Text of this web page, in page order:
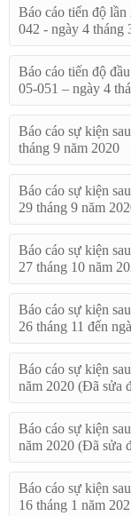
Báo cáo tiến độ
042 - ngày 4 tháng
Báo cáo tiến độ
05-051 – ngày 4
Báo cáo sự kiện
tháng 9 năm 2020
Báo cáo sự kiện
29 tháng 9 năm
Báo cáo sự kiện
27 tháng 10 năm
Báo cáo sự kiện
26 tháng 11 đến
Báo cáo sự kiện
năm 2020 (Đã sửa
Báo cáo sự kiện
năm 2020 (Đã sửa
Báo cáo sự kiện
16 tháng 1 năm